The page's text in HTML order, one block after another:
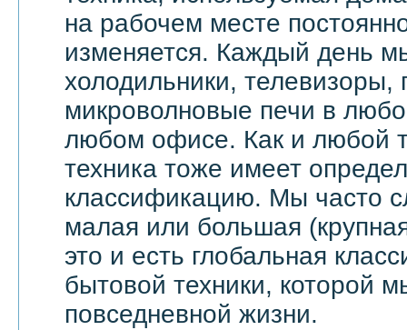
на рабочем месте
изменяется. Каждый день
холодильники,
микроволновые печи в
любом офисе. Как и любой
техника тоже имеет
классификацию. Мы часто
малая или большая
это и есть глобальная
бытовой техники, которой
повседневной жизни.